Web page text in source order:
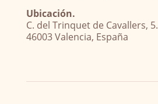
Ubicación.
C. del Trinquet de Cavallers, 5.
46003 Valencia, España